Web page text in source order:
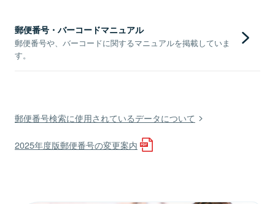
郵便番号・バーコードマニュアル
郵便番号や、バーコードに関するマニュアルを掲載していま
す。
郵便番号検索に使用されているデータについて
2025年度版郵便番号の変更案内